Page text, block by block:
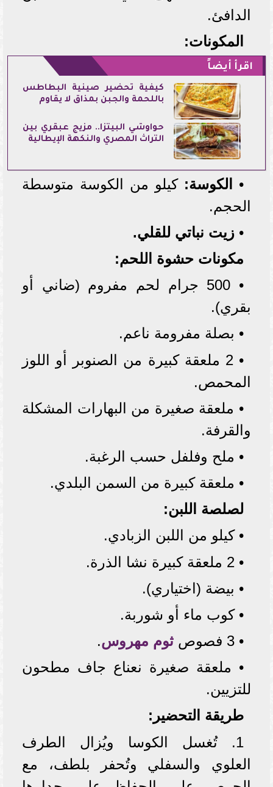
الدافئ.
المكونات:
اقرأ أيضاً
كيفية تحضير صينية البطاطس
باللحمة والجبن بمذاق لا يقاوم
حواوشي البيتزا.. مزيج عبقري بين
التراث المصري والنكهة الإيطالية
• الكوسة:كيلو من الكوسة متوسطة
الحجم.
•زيت نباتي للقلي.
مكونات حشوة اللحم:
• 500 جرام لحم مفروم (ضاني أو
بقري).
• بصلة مفرومة ناعم.
• 2 ملعقة كبيرة من الصنوبر أو اللوز
المحمص.
• ملعقة صغيرة من البهارات المشكلة
والقرفة.
• ملح وفلفل حسب الرغبة.
• ملعقة كبيرة من السمن البلدي.
لصلصة اللبن:
• كيلو من اللبن الزبادي.
• 2 ملعقة كبيرة نشا الذرة.
• بيضة (اختياري).
• كوب ماء أو شوربة.
• 3 فصوص
ثوم مهروس.
• ملعقة صغيرة نعناع جاف مطحون
للتزيين.
طريقة التحضير:
1. تُغسل الكوسا ويُزال الطرف
العلوي والسفلي وتُحفر بلطف، مع